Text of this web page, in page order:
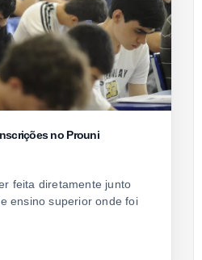
no Prouni
feita diretamente junto
ensino superior onde foi